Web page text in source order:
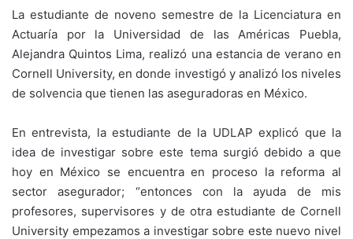
La estudiante de noveno semestre de la Licenciatura en
Actuaría por la Universidad de las Américas Puebla,
Alejandra Quintos Lima, realizó una estancia de verano en
Cornell University, en donde investigó y analizó los niveles
de solvencia que tienen las aseguradoras en México.
En entrevista, la estudiante de la UDLAP explicó que la
idea de investigar sobre este tema surgió debido a que
hoy en México se encuentra en proceso la reforma al
sector asegurador; “entonces con la ayuda de mis
profesores, supervisores y de otra estudiante de Cornell
University empezamos a investigar sobre este nuevo nivel